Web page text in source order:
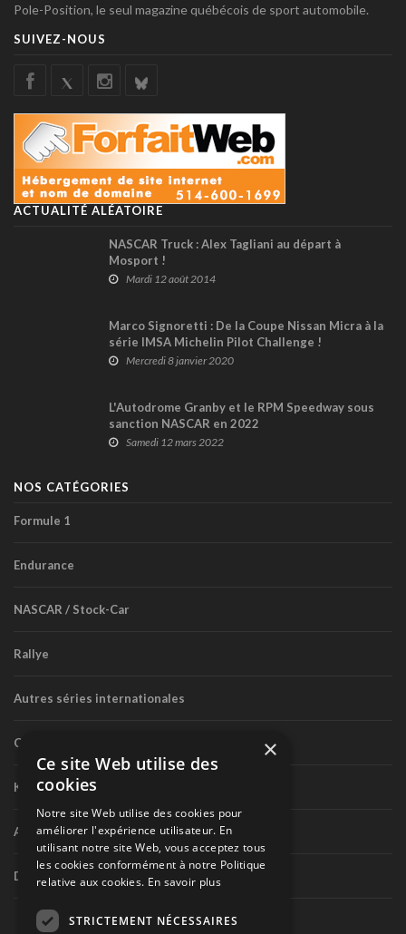
Pole-Position, le seul magazine québécois de sport automobile.
SUIVEZ-NOUS
ACTUALITÉ ALÉATOIRE
NASCAR Truck : Alex Tagliani au départ à
Mosport !
Mardi 12 août 2014
Marco Signoretti : De la Coupe Nissan Micra à la
série IMSA Michelin Pilot Challenge !
Mercredi 8 janvier 2020
L'Autodrome Granby et le RPM Speedway sous
sanction NASCAR en 2022
Samedi 12 mars 2022
NOS CATÉGORIES
Formule 1
Endurance
NASCAR / Stock-Car
Rallye
Autres séries internationales
Circuit routier canadien
Karting
Autres séries nationales
Divers
×
Ce site Web utilise des
cookies
Notre site Web utilise des cookies pour
améliorer l'expérience utilisateur. En
utilisant notre site Web, vous acceptez tous
les cookies conformément à notre Politique
relative aux cookies. En savoir plus
STRICTEMENT NÉCESSAIRES